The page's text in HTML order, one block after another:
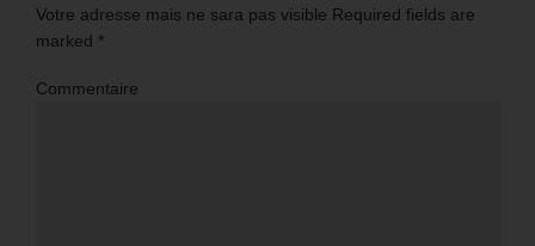
Votre adresse mais ne sara pas visible Required fields are
marked *
Commentaire